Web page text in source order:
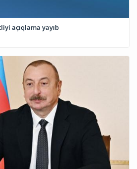
açıqlama yayıb